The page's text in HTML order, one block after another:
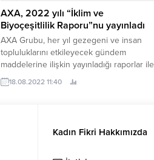
AXA, 2022 yılı “İklim ve
Biyoçeşitlilik Raporu”nu yayınladı
AXA Grubu, her yıl gezegeni ve insan
topluluklarını etkileyecek gündem
maddelerine ilişkin yayınladığı raporlar ile
18.08.2022 11:40
Kadın Fikri Hakkımızda